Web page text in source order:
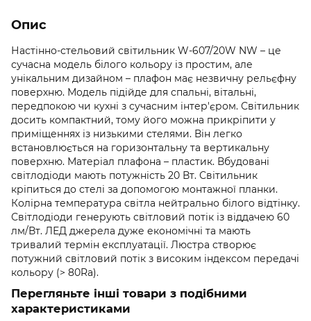
Опис
Настінно-стельовий світильник W-607/20W NW – це
сучасна модель білого кольору із простим, але
унікальним дизайном – плафон має незвичну рельєфну
поверхню. Модель підійде для спальні, вітальні,
передпокою чи кухні з сучасним інтер'єром. Світильник
досить компактний, тому його можна прикріпити у
приміщеннях із низькими стелями. Він легко
встановлюється на горизонтальну та вертикальну
поверхню. Матеріал плафона – пластик. Вбудовані
світлодіоди мають потужність 20 Вт. Світильник
кріпиться до стелі за допомогою монтажної планки.
Колірна температура світла нейтрально білого відтінку.
Світлодіоди генерують світловий потік із віддачею 60
лм/Вт. ЛЕД джерела дуже економічні та мають
тривалий термін експлуатації. Люстра створює
потужний світловий потік з високим індексом передачі
кольору (> 80Ra).
Перегляньте інші товари з подібними
характеристиками